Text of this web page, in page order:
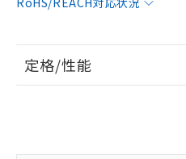
定格/性能